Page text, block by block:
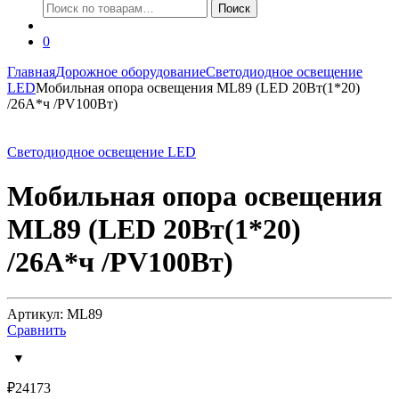
Искать:
Поиск
0
ГлавнаяДорожное оборудованиеСветодиодное освещение
LEDМобильная опора освещения ML89 (LED 20Вт(1*20)
/26А*ч /PV100Вт)
Светодиодное освещение LED
Мобильная опора освещения
ML89 (LED 20Вт(1*20)
/26А*ч /PV100Вт)
Артикул: ML89
Сравнить
₽24173